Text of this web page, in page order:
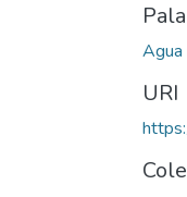
Agua
URI